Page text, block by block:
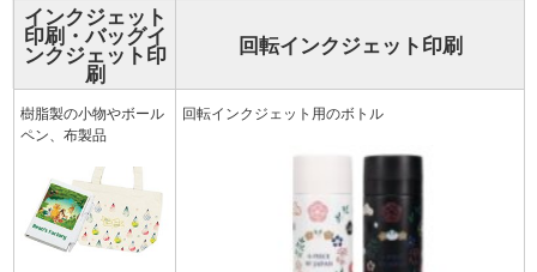
印刷方法
インクジェット
印刷・バッグイ
ンクジェット印
刷
回転インクジェット印刷
印刷範囲
樹脂製の小物やボール
ペン、布製品
回転インクジェット用のボトル